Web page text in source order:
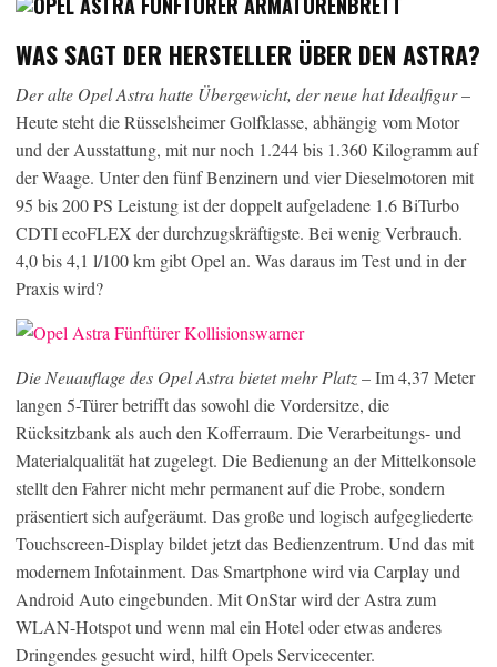
WAS SAGT DER HERSTELLER ÜBER DEN ASTRA?
Der alte Opel Astra hatte Übergewicht, der neue hat Idealfigur–
Heute steht die Rüsselsheimer Golfklasse, abhängig vom Motor
und der Ausstattung, mit nur noch 1.244 bis 1.360 Kilogramm auf
der Waage. Unter den fünf Benzinern und vier Dieselmotoren mit
95 bis 200 PS Leistung ist der doppelt aufgeladene 1.6 BiTurbo
CDTI ecoFLEX der durchzugskräftigste. Bei wenig Verbrauch.
4,0 bis 4,1 l/100 km gibt Opel an. Was daraus im Test und in der
Praxis wird?
Die Neuauflage des Opel Astra bietet mehr Platz– Im 4,37 Meter
langen 5-Türer betrifft das sowohl die Vordersitze, die
Rücksitzbank als auch den Kofferraum. Die Verarbeitungs- und
Materialqualität hat zugelegt. Die Bedienung an der Mittelkonsole
stellt den Fahrer nicht mehr permanent auf die Probe, sondern
präsentiert sich aufgeräumt. Das große und logisch aufgegliederte
Touchscreen-Display bildet jetzt das Bedienzentrum. Und das mit
modernem Infotainment. Das Smartphone wird via Carplay und
Android Auto eingebunden. Mit OnStar wird der Astra zum
WLAN-Hotspot und wenn mal ein Hotel oder etwas anderes
Dringendes gesucht wird, hilft Opels Servicecenter.